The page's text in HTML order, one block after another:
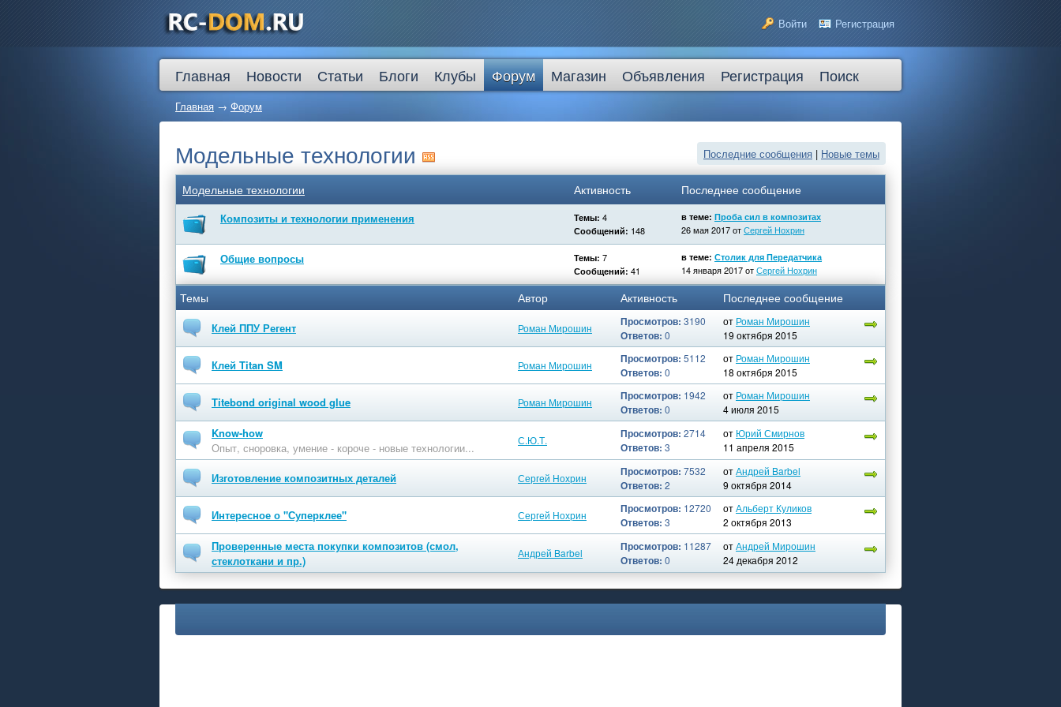
Войти Регистрация
Главная Новости Статьи Блоги Клубы Форум Магазин Объявления Регистрация Поиск
Главная → Форум
Последние сообщения | Новые темы
Модельные технологии
Модельные технологии Активность Последнее сообщение
Композиты и технологии применения Темы: 4
Сообщений: 148
в теме: Проба сил в композитах
26 мая 2017 отСергей Нохрин
Общие вопросы Темы: 7
Сообщений: 41
в теме: Столик для Передатчика
14 января 2017 отСергей Нохрин
Темы Автор Активность Последнее сообщение
Клей ППУ Регент Роман Мирошин Просмотров: 3190
Ответов: 0
от Роман Мирошин
19 октября 2015
Клей Titan SM Роман Мирошин Просмотров: 5112
Ответов: 0
от Роман Мирошин
18 октября 2015
Titebond original wood glue Роман Мирошин Просмотров: 1942
Ответов: 0
от Роман Мирошин
4 июля 2015
Know-how
Опыт, сноровка, умение - короче - новые технологии...
С.Ю.Т. Просмотров: 2714
Ответов: 3
от Юрий Смирнов
11 апреля 2015
Изготовление композитных деталей Сергей Нохрин Просмотров: 7532
Ответов: 2
отАндрей Barbel
9 октября 2014
Интересное о "Суперклее" Сергей Нохрин Просмотров: 12720
Ответов: 3
отАльберт Куликов
2 октября 2013
Проверенные места покупки композитов (смол,
стеклоткани и пр.)
Андрей Barbel Просмотров: 11287
Ответов: 0
отАндрей Мирошин
24 декабря 2012